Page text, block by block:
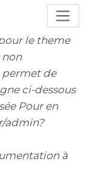
le theme
non
permet de
ci-dessous
Pour en
admin?
à